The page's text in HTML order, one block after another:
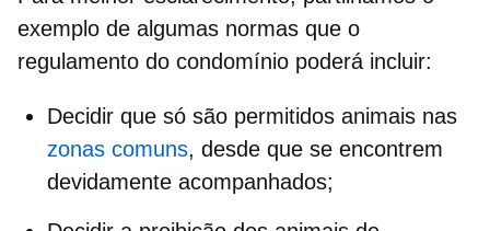
exemplo de algumas normas que o
regulamento do condomínio poderá incluir:
Decidir que só são permitidos animais nas
zonas comuns, desde que se encontrem
devidamente acompanhados;